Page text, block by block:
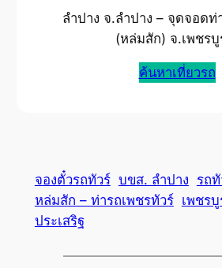
ลำปาง จ.ลำปาง – จุดจอดท่
(หล่มสัก) จ.เพชร
ค้นหาเที่ยวรถ
จองตั๋วรถทัวร์ บขส. ลำปาง รถ
หล่มสัก – ท่ารถเพชรทัวร์ เพชร
ประเสริฐ